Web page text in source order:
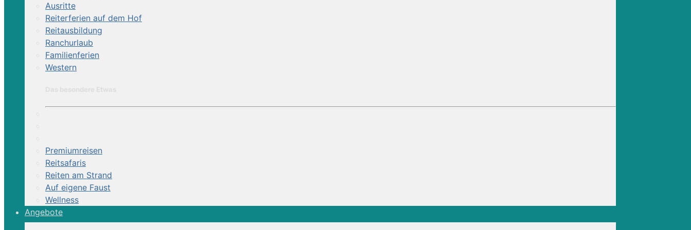
Ausritte
Reiterferien auf dem Hof
Reitausbildung
Ranchurlaub
Familienferien
Western
Premiumreisen
Reitsafaris
Reiten am Strand
Auf eigene Faust
Wellness
Angebote
Reiturlaub